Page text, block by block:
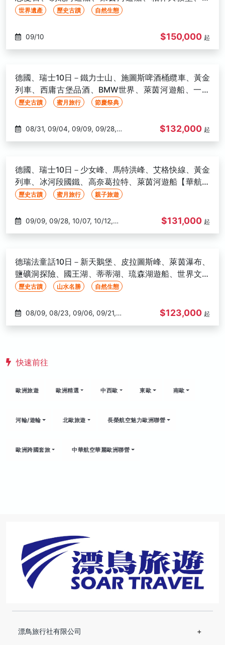
快速前往
歐洲旅遊 歐洲精選 中西歐 東歐 南歐
河輪/遊輪 北歐旅遊 長榮航空魅力歐洲聯營
歐洲跨國套旅 中華航空華麗歐洲聯營
鐵、童話大道【華航直飛】
世界遺產 歷史古蹟 自然生態
09/10 $150,000 起
德國、瑞士10日－鐵力士山、施圖斯啤酒桶纜車、黃金
列車、西庸古堡品酒、BMW世界、萊茵河遊船、一晚
準五星【華航直飛】
歷史古蹟 蜜月旅行 節慶祭典
10/12
$132,000 起
德國、瑞士10日－少女峰、馬特洪峰、艾格快線、黃金
列車、冰河段國鐵、高奈葛拉特、萊茵河遊船【華航直
飛】
歷史古蹟 蜜月旅行 親子旅遊
10/26, 11/02, 11/11, 12/01, 12/16,
02/10, 02/25, 03/01, 03/17,
03/27
$131,000 起
德瑞法童話10日－新天鵝堡、皮拉圖斯峰、萊茵瀑布、
鹽礦洞探險、國王湖、蒂蒂湖、琉森湖遊船、世界文化
遺產
歷史古蹟 山水名勝 自然生態
10/18
$123,000 起
漂鳥旅行社有限公司